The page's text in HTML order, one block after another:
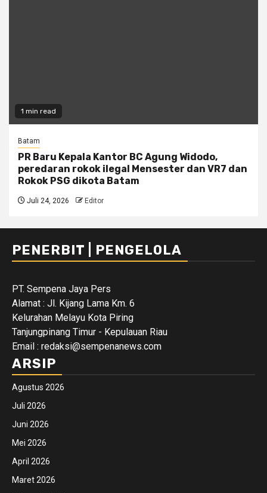
1 min read
Batam
PR Baru Kepala Kantor BC Agung Widodo,
peredaran rokok ilegal Mensester dan VR7 dan
Rokok PSG dikota Batam
Juli 24, 2026 Editor
PENERBIT | PENGELOLA
PT. Sempena Jaya Pers
Alamat : Jl. Kijang Lama Km. 6
Kelurahan Melayu Kota Piring
Tanjungpinang Timur - Kepulauan Riau
Email : redaksi@sempenanews.com
ARSIP
Agustus 2026
Juli 2026
Juni 2026
Mei 2026
April 2026
Maret 2026